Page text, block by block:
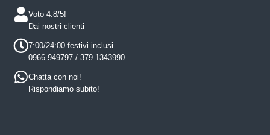
Voto 4.8/5!
Dai nostri clienti
7:00/24:00 festivi inclusi
0966 949797 / 379 1343990
Chatta con noi!
Rispondiamo subito!